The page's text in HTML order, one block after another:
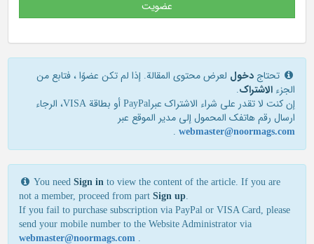
عضویت
تحتاج دخول لعرض محتوى المقالة. إذا لم تكن عضوًا ، فتابع من
الجزء الاشتراک.
إن كنت لا تقدر علی شراء الاشتراك عبرPayPal أو بطاقة VISA، الرجاء
ارسال رقم هاتفك المحمول إلی مدير الموقع عبر
webmaster@noormags.com
.
You need Sign in to view the content of the article. If you are
not a member, proceed from part Sign up.
If you fail to purchase subscription via PayPal or VISA Card, please
send your mobile number to the Website Administrator via
webmaster@noormags.com .